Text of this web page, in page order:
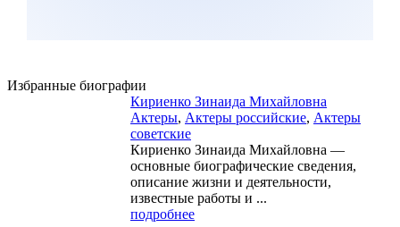
Избранные биографии
Кириенко Зинаида Михайловна
Актеры, Актеры российские, Актеры
советские
Кириенко Зинаида Михайловна —
основные биографические сведения,
описание жизни и деятельности,
известные работы и ...
подробнее